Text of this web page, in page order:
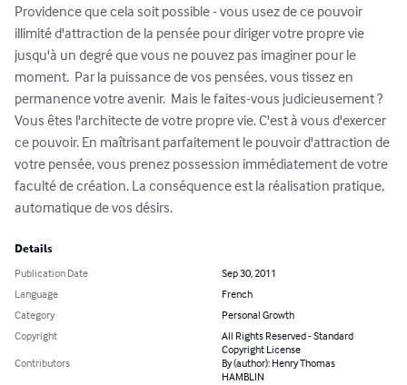
Providence que cela soit possible - vous usez de ce pouvoir
illimité d'attraction de la pensée pour diriger votre propre vie
jusqu'à un degré que vous ne pouvez pas imaginer pour le
moment.  Par la puissance de vos pensées, vous tissez en
permanence votre avenir.  Mais le faites-vous judicieusement ?
Vous êtes l'architecte de votre propre vie. C'est à vous d'exercer
ce pouvoir. En maîtrisant parfaitement le pouvoir d'attraction de
votre pensée, vous prenez possession immédiatement de votre
faculté de création. La conséquence est la réalisation pratique,
automatique de vos désirs.
Details
Publication Date
Sep 30, 2011
Language
French
Category
Personal Growth
Copyright
All Rights Reserved - Standard
Copyright License
Contributors
By (author): Henry Thomas
HAMBLIN